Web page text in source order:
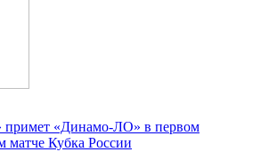
примет «Динамо-ЛО» в первом
матче Кубка России